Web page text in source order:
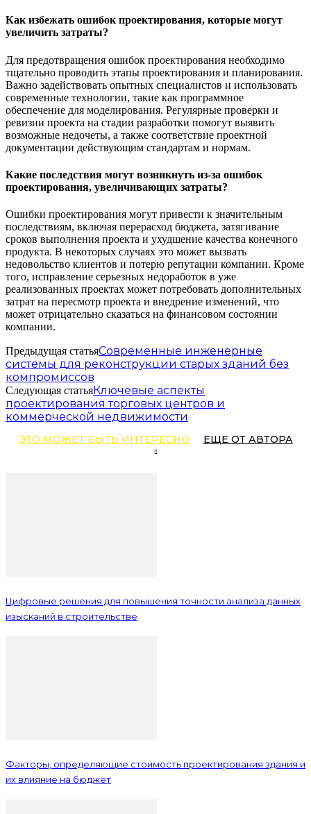
Как избежать ошибок проектирования, которые могут
увеличить затраты?
Для предотвращения ошибок проектирования необходимо
тщательно проводить этапы проектирования и планирования.
Важно задействовать опытных специалистов и использовать
современные технологии, такие как программное
обеспечение для моделирования. Регулярные проверки и
ревизии проекта на стадии разработки помогут выявить
возможные недочеты, а также соответствие проектной
документации действующим стандартам и нормам.
Какие последствия могут возникнуть из-за ошибок
проектирования, увеличивающих затраты?
Ошибки проектирования могут привести к значительным
последствиям, включая перерасход бюджета, затягивание
сроков выполнения проекта и ухудшение качества конечного
продукта. В некоторых случаях это может вызвать
недовольство клиентов и потерю репутации компании. Кроме
того, исправление серьезных недоработок в уже
реализованных проектах может потребовать дополнительных
затрат на пересмотр проекта и внедрение изменений, что
может отрицательно сказаться на финансовом состоянии
компании.
Предыдущая статьяСовременные инженерные
системы для реконструкции старых зданий без
компромиссов
Следующая статьяКлючевые аспекты
проектирования торговых центров и
коммерческой недвижимости
ЭТО МОЖЕТ БЫТЬ ИНТЕРЕСНО ЕЩЕ ОТ АВТОРА
Цифровые решения для повышения точности анализа данных
изысканий в строительстве
Факторы, определяющие стоимость проектирования здания и
их влияние на бюджет